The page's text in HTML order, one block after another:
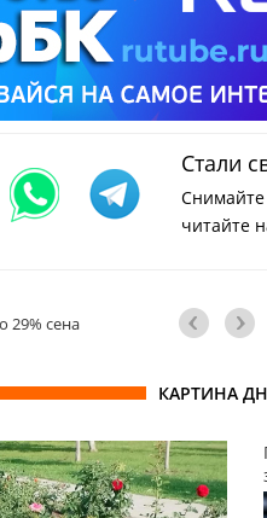
Стали
читайте
29% сена
КАРТИНА